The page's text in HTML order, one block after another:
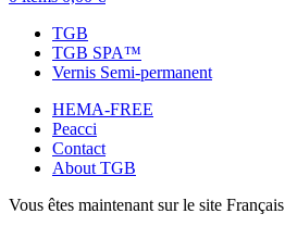
TGB
TGB SPA™
Vernis Semi-permanent
HEMA-FREE
Peacci
Contact
About TGB
Vous êtes maintenant sur le site Français